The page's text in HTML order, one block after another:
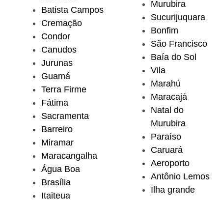
Batista Campos
Cremação
Condor
Canudos
Jurunas
Guamá
Terra Firme
Fátima
Sacramenta
Barreiro
Miramar
Maracangalha
Água Boa
Brasília
Itaiteua
Murubira
Sucurijuquara
Bonfim
São Francisco
Baía do Sol
Vila
Marahú
Maracajá
Natal do
Murubira
Paraíso
Caruará
Aeroporto
Antônio Lemos
Ilha grande